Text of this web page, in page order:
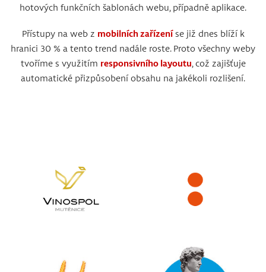
hotových funkčních šablonách webu, případně aplikace.
Přístupy na web z mobilních zařízeníse již dnes blíží k
hranici 30 % a tento trend nadále roste. Proto všechny weby
tvoříme s využitím responsivního layoutu, což zajišťuje
automatické přizpůsobení obsahu na jakékoli rozlišení.